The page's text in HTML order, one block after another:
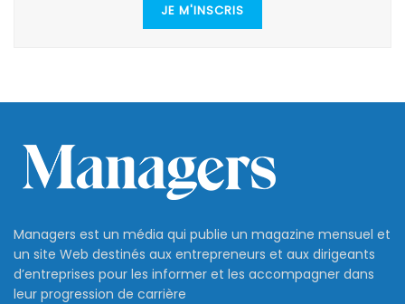
JE M'INSCRIS
Managers est un média qui publie un magazine mensuel et
un site Web destinés aux entrepreneurs et aux dirigeants
d’entreprises pour les informer et les accompagner dans
leur progression de carrière